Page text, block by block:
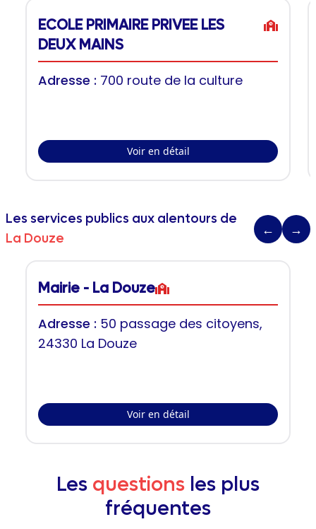
ECOLE PRIMAIRE PRIVEE LES
DEUX MAINS
Adresse : 700 route de la culture
Voir en détail
Les services publics aux alentours de
La Douze
← →
Mairie - La Douze
Adresse : 50 passage des citoyens,
24330 La Douze
Voir en détail
Les questions les plus
fréquentes